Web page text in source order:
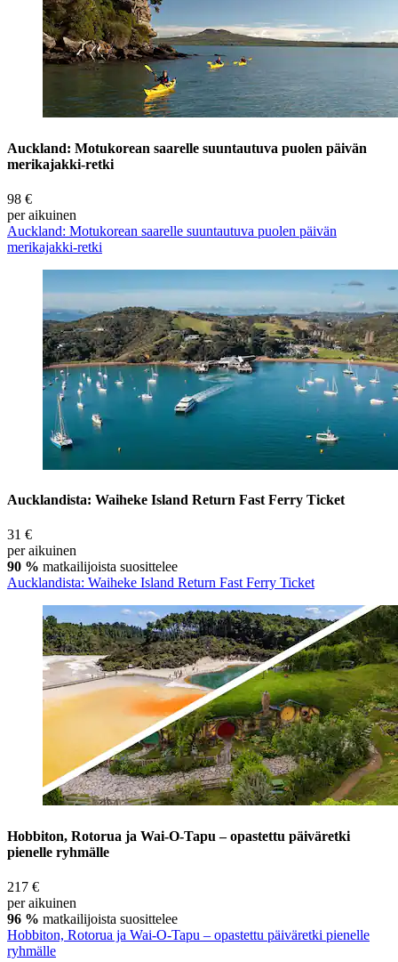
Auckland: Motukorean saarelle suuntautuva puolen päivän
merikajakki-retki
98 €
per aikuinen
Auckland: Motukorean saarelle suuntautuva puolen päivän
merikajakki-retki
Aucklandista: Waiheke Island Return Fast Ferry Ticket
31 €
per aikuinen
90 % matkailijoista suosittelee
Aucklandista: Waiheke Island Return Fast Ferry Ticket
Hobbiton, Rotorua ja Wai-O-Tapu – opastettu päiväretki
pienelle ryhmälle
217 €
per aikuinen
96 % matkailijoista suosittelee
Hobbiton, Rotorua ja Wai-O-Tapu – opastettu päiväretki pienelle
ryhmälle